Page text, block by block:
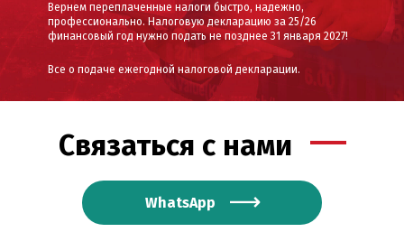
Вернем переплаченные налоги быстро, надежно,
профессионально. Налоговую декларацию за 25/26
финансовый год нужно подать не позднее 31 января 2027!
Все о подаче ежегодной налоговой декларации.
Связаться с нами
WhatsApp